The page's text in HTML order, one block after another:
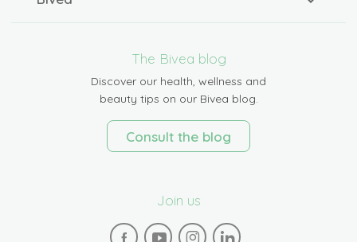
The Bivea blog
Discover our health, wellness and
beauty tips on our Bivea blog.
Consult the blog
Join us